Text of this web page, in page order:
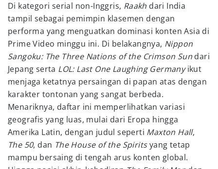
Di kategori serial non-Inggris, Raakh dari India
tampil sebagai pemimpin klasemen dengan
performa yang menguatkan dominasi konten Asia di
Prime Video minggu ini. Di belakangnya, Nippon
Sangoku: The Three Nations of the Crimson Sun dari
Jepang serta LOL: Last One Laughing Germanyikut
menjaga ketatnya persaingan di papan atas dengan
karakter tontonan yang sangat berbeda.
Menariknya, daftar ini memperlihatkan variasi
geografis yang luas, mulai dari Eropa hingga
Amerika Latin, dengan judul seperti Maxton Hall,
The 50, dan The House of the Spiritsyang tetap
mampu bersaing di tengah arus konten global.